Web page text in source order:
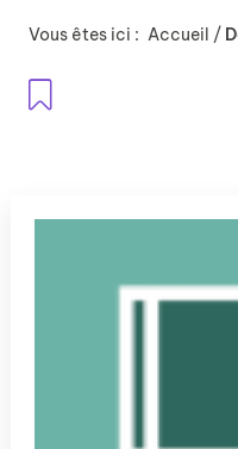
Vous êtes ici : Accueil /